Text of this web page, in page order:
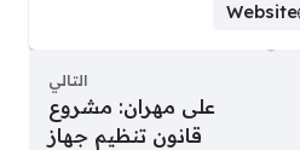
Website
التالي
على مهران: مشروع
قانون تنظيم جهاز